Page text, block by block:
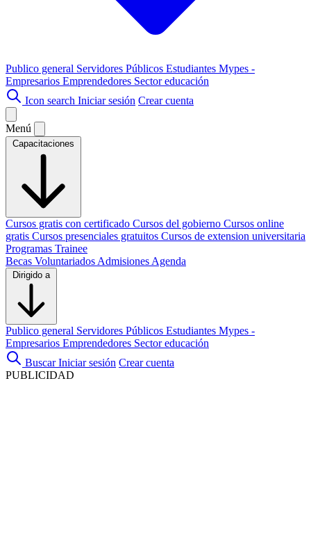
Publico general Servidores Públicos Estudiantes Mypes -
Empresarios Emprendedores Sector educación
Icon search Iniciar sesión Crear cuenta
Menú
Capacitaciones
Cursos gratis con certificado Cursos del gobierno Cursos online
gratis Cursos presenciales gratuitos Cursos de extension universitaria
Programas Trainee
Becas Voluntariados Admisiones Agenda
Dirigido a
Publico general Servidores Públicos Estudiantes Mypes -
Empresarios Emprendedores Sector educación
Buscar Iniciar sesión Crear cuenta
PUBLICIDAD